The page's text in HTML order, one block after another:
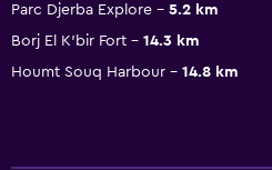
Parc Djerba Explore
5.2 km
Borj El K'bir Fort
14.3 km
Houmt Souq Harbour
14.8 km